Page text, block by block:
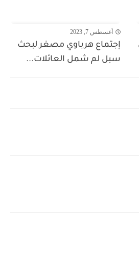
أغسطس 7, 2023
إجتماع هرباوي مصغر لبحث
سبل لم شمل العائلات...